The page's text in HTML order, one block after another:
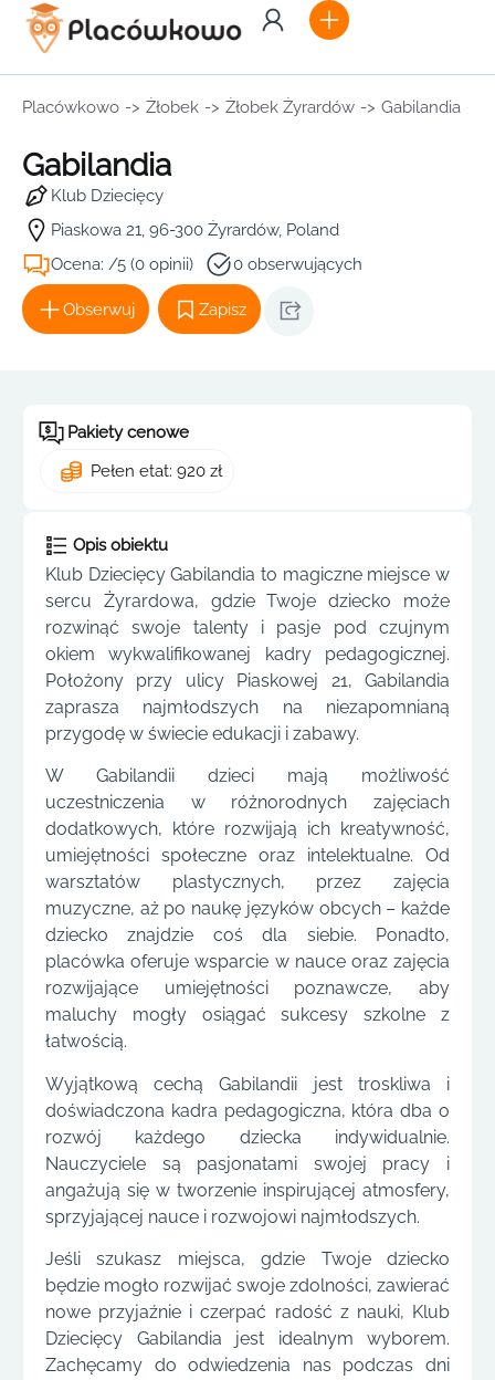
Placówkowo -> Żłobek -> Żłobek Żyrardów -> Gabilandia
Gabilandia
Klub Dziecięcy
Piaskowa 21, 96-300 Żyrardów, Poland
Ocena: /5 (0 opinii)
0 obserwujących
Obserwuj Zapisz
Pakiety cenowe
Pełen etat: 920 zł
Opis obiektu
Klub Dziecięcy Gabilandia to magiczne miejsce w
sercu Żyrardowa, gdzie Twoje dziecko może
rozwinąć swoje talenty i pasje pod czujnym
okiem wykwalifikowanej kadry pedagogicznej.
Położony przy ulicy Piaskowej 21, Gabilandia
zaprasza najmłodszych na niezapomnianą
przygodę w świecie edukacji i zabawy.
W Gabilandii dzieci mają możliwość
uczestniczenia w różnorodnych zajęciach
dodatkowych, które rozwijają ich kreatywność,
umiejętności społeczne oraz intelektualne. Od
warsztatów plastycznych, przez zajęcia
muzyczne, aż po naukę języków obcych – każde
dziecko znajdzie coś dla siebie. Ponadto,
placówka oferuje wsparcie w nauce oraz zajęcia
rozwijające umiejętności poznawcze, aby
maluchy mogły osiągać sukcesy szkolne z
łatwością.
Wyjątkową cechą Gabilandii jest troskliwa i
doświadczona kadra pedagogiczna, która dba o
rozwój każdego dziecka indywidualnie.
Nauczyciele są pasjonatami swojej pracy i
angażują się w tworzenie inspirującej atmosfery,
sprzyjającej nauce i rozwojowi najmłodszych.
Jeśli szukasz miejsca, gdzie Twoje dziecko
będzie mogło rozwijać swoje zdolności, zawierać
nowe przyjaźnie i czerpać radość z nauki, Klub
Dziecięcy Gabilandia jest idealnym wyborem.
Zachęcamy do odwiedzenia nas podczas dni